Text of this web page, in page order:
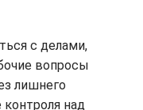
с делами,
вопросы
лишнего
над